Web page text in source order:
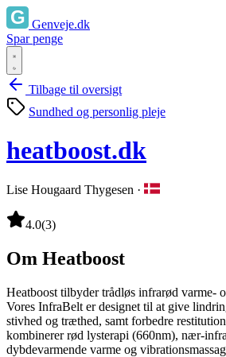
Genveje.dk
Spar penge
Tilbage til oversigt
Sundhed og personlig pleje
heatboost.dk
Lise Hougaard Thygesen ·
4.0(3)
Om Heatboost
Heatboost tilbyder trådløs infrarød varme-
Vores InfraBelt er designet til at give
stivhed og træthed, samt forbedre
kombinerer rød lysterapi (660nm), nær-
dybdevarmende varme og